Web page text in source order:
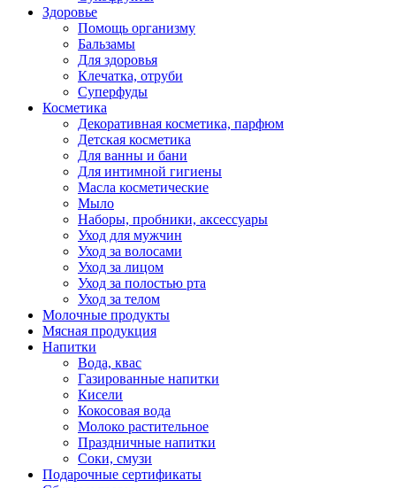
Здоровье
Помощь организму
Бальзамы
Для здоровья
Клечатка, отруби
Суперфуды
Косметика
Декоративная косметика, парфюм
Детская косметика
Для ванны и бани
Для интимной гигиены
Масла косметические
Мыло
Наборы, пробники, аксессуары
Уход для мужчин
Уход за волосами
Уход за лицом
Уход за полостью рта
Уход за телом
Молочные продукты
Мясная продукция
Напитки
Вода, квас
Газированные напитки
Кисели
Кокосовая вода
Молоко растительное
Праздничные напитки
Соки, смузи
Подарочные сертификаты